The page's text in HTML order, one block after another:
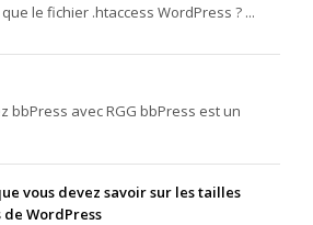
que le fichier .htaccess WordPress ? ...
bbPress avec RGG bbPress est un
vous devez savoir sur les tailles
de WordPress